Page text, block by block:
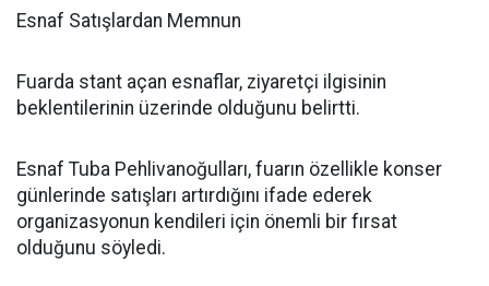
Esnaf Satışlardan Memnun
Fuarda stant açan esnaflar, ziyaretçi ilgisinin
beklentilerinin üzerinde olduğunu belirtti.
Esnaf Tuba Pehlivanoğulları, fuarın özellikle konser
günlerinde satışları artırdığını ifade ederek
organizasyonun kendileri için önemli bir fırsat
olduğunu söyledi.